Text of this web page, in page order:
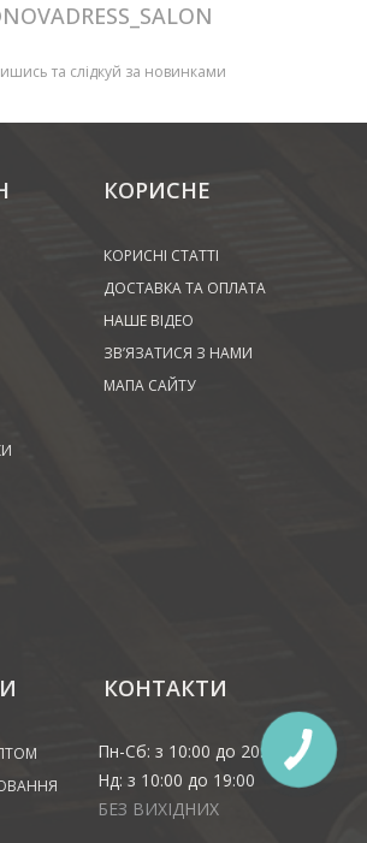
та слідкуй за новинками
КОРИСНЕ
КОРИСНІ СТАТТІ
ДОСТАВКА ТА ОПЛАТА
НАШЕ ВІДЕО
ЗВ’ЯЗАТИСЯ З НАМИ
МАПА САЙТУ
КОНТАКТИ
Пн-Сб: з 10:00 до 20:00
Нд: з 10:00 до 19:00
БЕЗ ВИХІДНИХ